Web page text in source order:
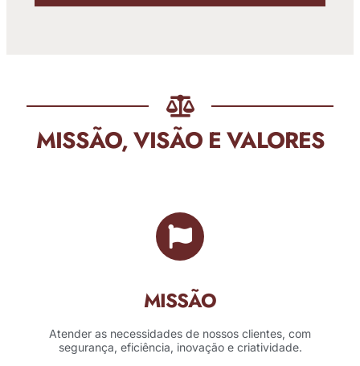
MISSÃO, VISÃO E VALORES
MISSÃO
Atender as necessidades de nossos clientes, com
segurança, eficiência, inovação e criatividade.